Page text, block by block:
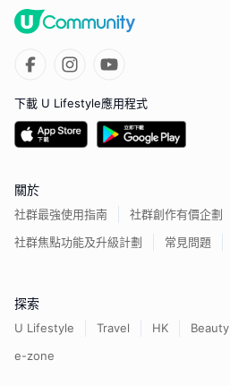
下載 U Lifestyle應用程式
關於
社群最強使用指南
社群創作有價企劃
社群焦點功能及升級計劃
常見問題
探索
U Lifestyle Travel HK Beauty
e-zone